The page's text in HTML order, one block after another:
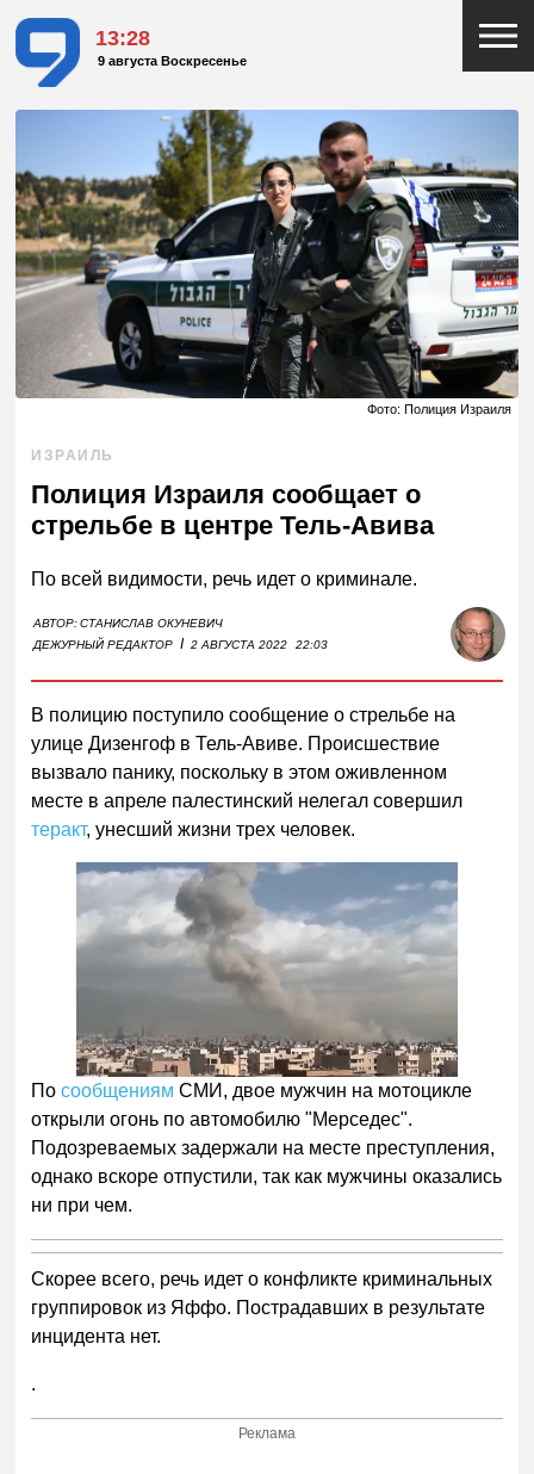
13:28
9 августа Воскресенье
Фото: Полиция Израиля
ИЗРАИЛЬ
Полиция Израиля сообщает о
стрельбе в центре Тель-Авива
По всей видимости, речь идет о криминале.
АВТОР:СТАНИСЛАВ ОКУНЕВИЧ
ДЕЖУРНЫЙ РЕДАКТОР I 2 АВГУСТА 2022 22:03
В полицию поступило сообщение о стрельбе на
улице Дизенгоф в Тель-Авиве. Происшествие
вызвало панику, поскольку в этом оживленном
месте в апреле палестинский нелегал совершил
теракт, унесший жизни трех человек.
Посообщениям СМИ, двое мужчин на мотоцикле
открыли огонь по автомобилю "Мерседес".
Подозреваемых задержали на месте преступления,
однако вскоре отпустили, так как мужчины оказались
ни при чем.
Скорее всего, речь идет о конфликте криминальных
группировок из Яффо. Пострадавших в результате
инцидента нет.
.
Реклама